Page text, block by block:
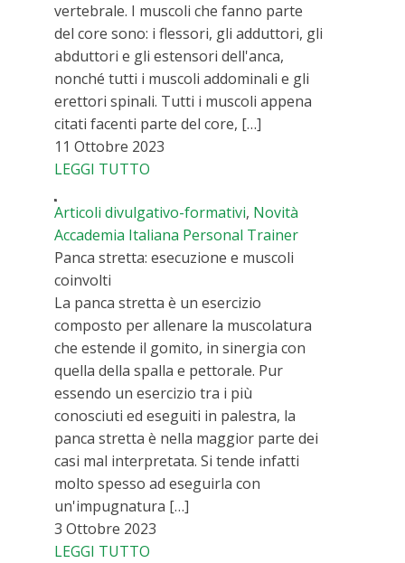
vertebrale. I muscoli che fanno parte
del core sono: i flessori, gli adduttori, gli
abduttori e gli estensori dell'anca,
nonché tutti i muscoli addominali e gli
erettori spinali. Tutti i muscoli appena
citati facenti parte del core, […]
11 Ottobre 2023
LEGGI TUTTO
Articoli divulgativo-formativi, Novità
Accademia Italiana Personal Trainer
Panca stretta: esecuzione e muscoli
coinvolti
La panca stretta è un esercizio
composto per allenare la muscolatura
che estende il gomito, in sinergia con
quella della spalla e pettorale. Pur
essendo un esercizio tra i più
conosciuti ed eseguiti in palestra, la
panca stretta è nella maggior parte dei
casi mal interpretata. Si tende infatti
molto spesso ad eseguirla con
un'impugnatura […]
3 Ottobre 2023
LEGGI TUTTO